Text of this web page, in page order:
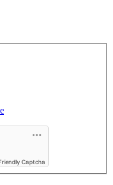
Captcha